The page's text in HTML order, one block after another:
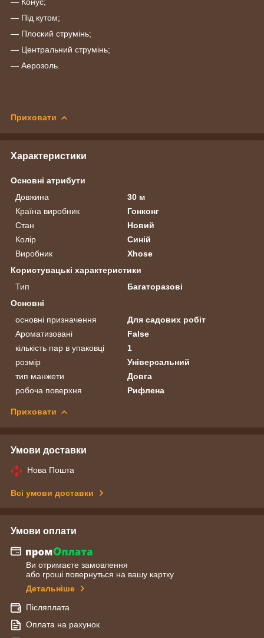
― Під кутом;
― Плоский струмінь;
― Центральний струмінь;
— Аерозоль.
Приховати
Характеристики
Основні атрибути
Довжина
30 м
Країна виробник
Гонконг
Стан
Новий
Колір
Синій
Виробник
Xhose
Користувацькi характеристики
Тип
Багаторазові
Основні
основні призначення
Для садових робіт
Ароматизовані
False
кількість пар в упаковці
1
розмір
Універсальний
тип манжети
Довга
робоча поверхня
Рифлена
Приховати
Умови доставки
Нова Пошта
Всі умови доставки
Умови оплати
Ви отримаєте замовлення
або гроші повернуться на вашу картку
Детальніше
Післяплата
Оплата на рахунок